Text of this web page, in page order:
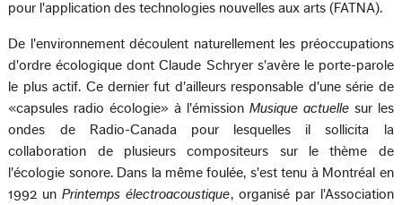
pour l'application des technologies nouvelles aux arts (FATNA).
De l'environnement découlent naturellement les préoccupations
d'ordre écologique dont Claude Schryer s'avère le porte-parole
le plus actif. Ce dernier fut d'ailleurs responsable d'une série de
«capsules radio écologie» à l'émission Musique actuellesur les
ondes de Radio-Canada pour lesquelles il sollicita la
collaboration de plusieurs compositeurs sur le thème de
l'écologie sonore. Dans la même foulée, s'est tenu à Montréal en
1992 unPrintemps électroacoustique, organisé par l'Association